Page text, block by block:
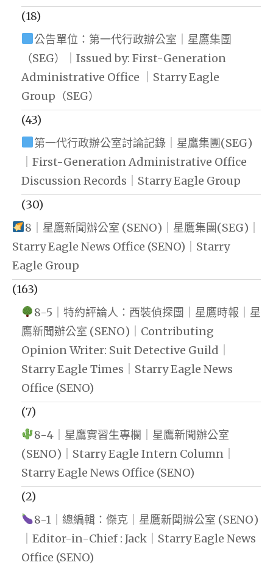
(18)
公告單位：第一代行政辦公室｜星鷹集團
（SEG）｜Issued by: First-Generation
Administrative Office ｜Starry Eagle
Group（SEG）
(43)
第一代行政辦公室討論記錄｜星鷹集團(SEG)
｜First-Generation Administrative Office
Discussion Records｜Starry Eagle Group
(30)
8｜星鷹新聞辦公室 (SENO)｜星鷹集團(SEG)｜
Starry Eagle News Office (SENO)｜Starry
Eagle Group
(163)
8-5｜特約評論人：西裝偵探團｜星鷹時報｜星
鷹新聞辦公室 (SENO)｜Contributing
Opinion Writer: Suit Detective Guild｜
Starry Eagle Times｜Starry Eagle News
Office (SENO)
(7)
8-4｜星鷹實習生專欄｜星鷹新聞辦公室
(SENO)｜Starry Eagle Intern Column｜
Starry Eagle News Office (SENO)
(2)
8-1｜總編輯：傑克｜星鷹新聞辦公室 (SENO)
｜Editor-in-Chief : Jack｜Starry Eagle News
Office (SENO)